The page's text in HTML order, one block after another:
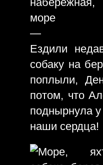
—
Ездили
собаку на
поплыли,
потом, что
поднырнула
наши сердца!